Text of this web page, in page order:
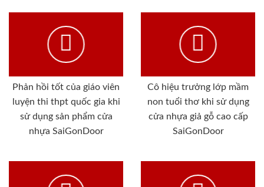
Phản hồi tốt của giáo viên
luyện thi thpt quốc gia khi
sử dụng sản phẩm cửa
nhựa SaiGonDoor
Cô hiệu trưởng lớp mầm
non tuổi thơ khi sử dụng
cửa nhựa giả gỗ cao cấp
SaiGonDoor